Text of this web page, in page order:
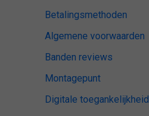
Betalingsmethoden
Algemene voorwaarden
Banden reviews
Montagepunt
Digitale toegankelijkheid